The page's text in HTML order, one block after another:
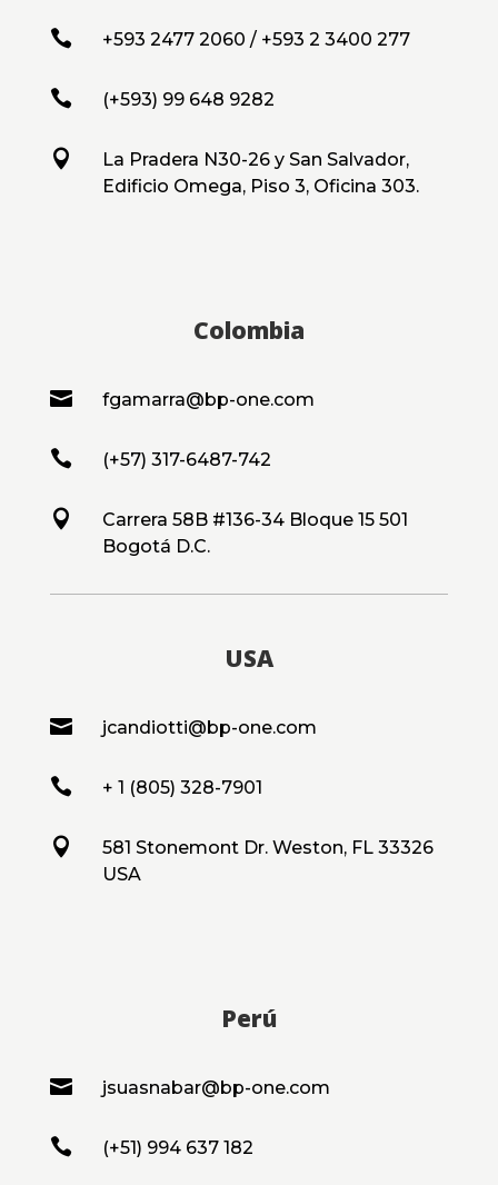
 +593 2477 2060 / +593 2 3400 277
 (+593) 99 648 9282

La Pradera N30-26 y San Salvador,
Edificio Omega, Piso 3, Oficina 303.
Colombia
 fgamarra@bp-one.com
 (+57) 317-6487-742

Carrera 58B #136-34 Bloque 15 501
Bogotá D.C.
USA
 jcandiotti@bp-one.com
 + 1 (805) 328-7901

581 Stonemont Dr. Weston, FL 33326
USA
Perú
 jsuasnabar@bp-one.com
 (+51) 994 637 182